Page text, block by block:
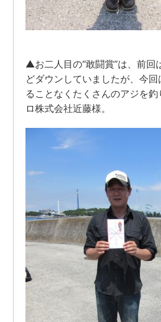
▲お二人目の“敢闘賞”は、前回
どダウンしていましたが、今
ることなくたくさんのアジを釣
ロ株式会社近藤様。